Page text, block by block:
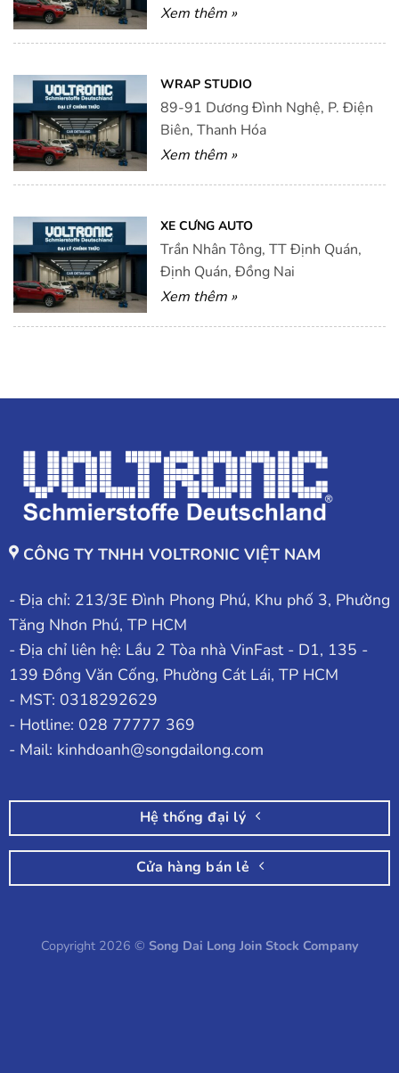
Xem thêm »
WRAP STUDIO
89-91 Dương Đình Nghệ, P. Điện
Biên, Thanh Hóa
Xem thêm »
XE CƯNG AUTO
Trần Nhân Tông, TT Định Quán,
Định Quán, Đồng Nai
Xem thêm »
CÔNG TY TNHH VOLTRONIC VIỆT NAM
- Địa chỉ: 213/3E Đình Phong Phú, Khu phố 3, Phường
Tăng Nhơn Phú, TP HCM
- Địa chỉ liên hệ: Lầu 2 Tòa nhà VinFast - D1, 135 -
139 Đồng Văn Cống, Phường Cát Lái, TP HCM
- MST: 0318292629
- Hotline: 028 77777 369
- Mail: kinhdoanh@songdailong.com
Hệ thống đại lý
Cửa hàng bán lẻ
Copyright 2026 © Song Dai Long Join Stock Company